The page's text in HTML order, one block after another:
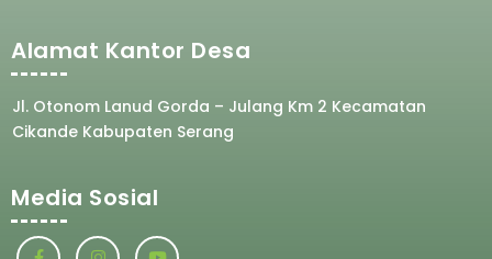
Alamat Kantor Desa
Jl. Otonom Lanud Gorda – Julang Km 2 Kecamatan
Cikande Kabupaten Serang
Media Sosial